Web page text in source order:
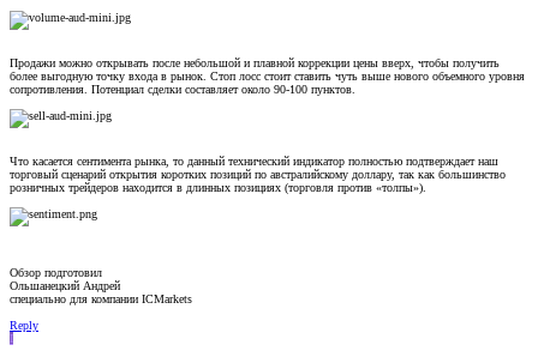
Продажи можно открывать после небольшой и плавной коррекции цены вверх, чтобы получить
более выгодную точку входа в рынок. Стоп лосс стоит ставить чуть выше нового объемного уровня
сопротивления. Потенциал сделки составляет около 90-100 пунктов.
Что касается сентимента рынка, то данный технический индикатор полностью подтверждает наш
торговый сценарий открытия коротких позиций по австралийскому доллару, так как большинство
розничных трейдеров находится в длинных позициях (торговля против «толпы»).
Обзор подготовил
Ольшанецкий Андрей
специально для компании ICMarkets
Reply